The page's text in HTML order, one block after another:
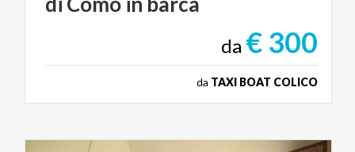
da € 300
da TAXI BOAT COLICO